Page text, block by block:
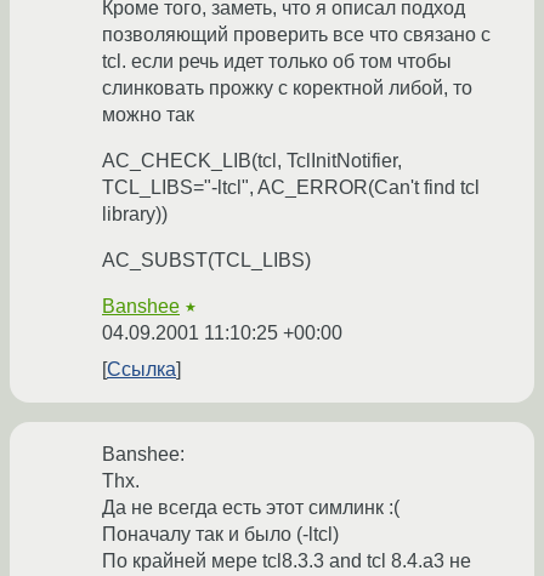
Кроме того, заметь, что я описал подход
позволяющий проверить все что связано c
tcl. если речь идет только об том чтобы
слинковать прожку с коректной либой, то
можно так
AC_CHECK_LIB(tcl, TclInitNotifier,
TCL_LIBS="-ltcl", AC_ERROR(Can't find tcl
library))
AC_SUBST(TCL_LIBS)
Banshee ★
04.09.2001 11:10:25 +00:00
Ссылка
Banshee:
Thx.
Да не всегда есть этот симлинк :(
Поначалу так и было (-ltcl)
По крайней мере tcl8.3.3 and tcl 8.4.a3 не